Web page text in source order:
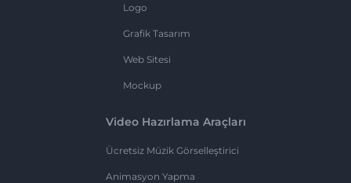
Logo
Grafik Tasarım
Web Sitesi
Mockup
Video Hazırlama Araçları
Ücretsiz Müzik Görselleştirici
Animasyon Yapma